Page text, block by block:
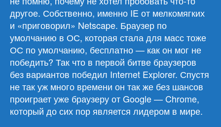
другое. Собственно, именно IE от мелкомягких
и «приговорил» Netscape. Браузер по
умолчанию в ОС, которая стала для масс тоже
ОС по умолчанию, бесплатно — как он мог не
победить? Так что в первой битве браузеров
без вариантов победил Internet Explorer. Спустя
не так уж много времени он так же без шансов
проиграет уже браузеру от Google — Chrome,
который до сих пор является лидером в мире.